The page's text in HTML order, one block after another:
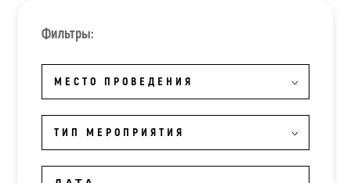
Фильтры:
МЕСТО ПРОВЕДЕНИЯ
ТИП МЕРОПРИЯТИЯ